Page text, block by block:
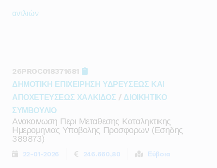
αντλιών
26PROC018371681
ΔΗΜΟΤΙΚΗ ΕΠΙΧΕΙΡΗΣΗ ΥΔΡΕΥΣΕΩΣ ΚΑΙ
ΑΠΟΧΕΤΕΥΣΕΩΣ ΧΑΛΚΙΔΟΣ / ΔΙΟΙΚΗΤΙΚΟ
ΣΥΜΒΟΥΛΙΟ
Ανακοινωση Περι Μεταθεσης Καταληκτικης
Ημερομηνιας Υποβολης Προσφορων (εσηδης
389873)
22-01-2026 246.660,80 Εύβοια